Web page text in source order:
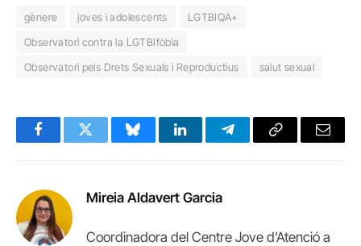
gènere joves i adolescents
LGTBIQA+
Observatori contra la LGTBIfòbia
Observatori pels Drets Sexuals i Reproductius
salut sexual
FacebookTwitter BlueskyLinkedInTelegramCopy
Email
Mireia Aldavert Garcia
Coordinadora del Centre Jove d’Atenció a